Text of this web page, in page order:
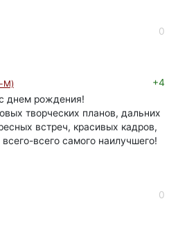
0
M)
+4
днем рождения!
творческих планов, дальних
встреч, красивых кадров,
всего самого наилучшего!
0